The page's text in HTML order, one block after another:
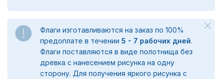
Флаги изготавливаются на заказ по 100%
предоплате в течении 5 - 7 рабочих дней.
Флаги поставляются в виде полотнища без
древка с нанесением рисунка на одну
сторону. Для получения яркого рисунка с